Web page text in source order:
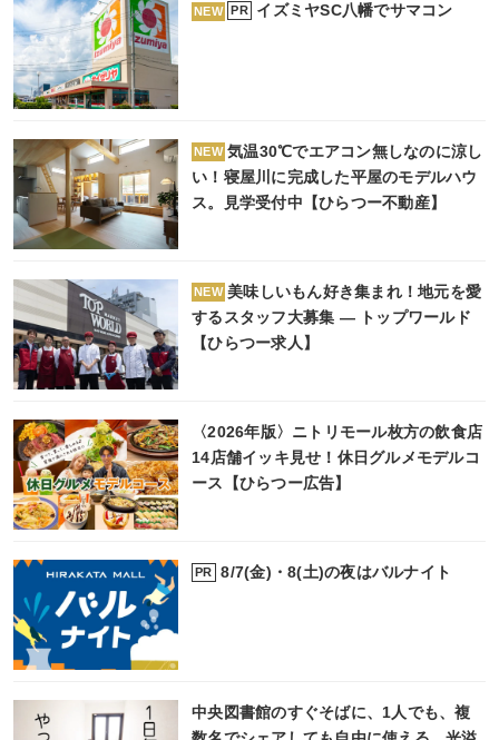
NEW PR イズミヤSC八幡でサマコン
NEW 気温30℃でエアコン無しなのに涼し
い！寝屋川に完成した平屋のモデルハウ
ス。見学受付中【ひらつー不動産】
NEW 美味しいもん好き集まれ！地元を愛
するスタッフ大募集 ― トップワールド
【ひらつー求人】
〈2026年版〉ニトリモール枚方の飲食店
14店舗イッキ見せ！休日グルメモデルコ
ース【ひらつー広告】
PR 8/7(金)・8(土)の夜はバルナイト
中央図書館のすぐそばに、1人でも、複